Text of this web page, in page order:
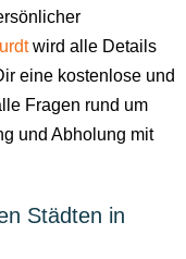
wird alle Details
eine kostenlose und
Fragen rund um
und Abholung mit
Städten in